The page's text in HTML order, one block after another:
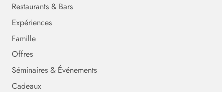
Restaurants & Bars
Expériences
Famille
Offres
Séminaires & Événements
Cadeaux